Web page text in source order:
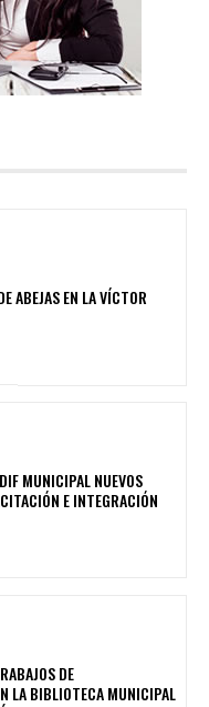
ABEJAS EN LA VÍCTOR
MUNICIPAL NUEVOS
E INTEGRACIÓN
DE
LA BIBLIOTECA MUNICIPAL